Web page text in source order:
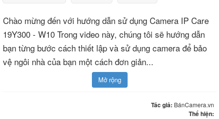
Chào mừng đến với hướng dẫn sử dụng Camera IP Care
19Y300 - W10 Trong video này, chúng tôi sẽ hướng dẫn
bạn từng bước cách thiết lập và sử dụng camera để bảo
vệ ngôi nhà của bạn một cách đơn giản...
Mở rộng
Tác giả: BánCamera.vn
Thể hiện: